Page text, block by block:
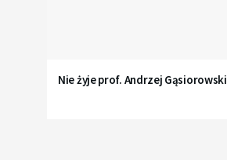
Nie żyje prof. Andrzej Gąsiorowski